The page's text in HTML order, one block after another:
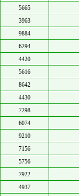
5665
3963
9884
6294
4420
5616
8642
4430
7298
6074
9210
7156
5756
7922
4937